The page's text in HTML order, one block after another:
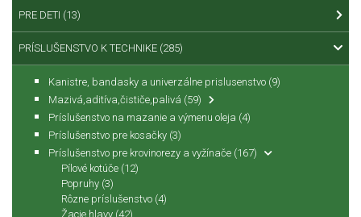
PRE DETI (13)
PRÍSLUŠENSTVO K TECHNIKE (285)
Kanistre, bandasky a univerzálne prislusenstvo (9)
Mazivá,aditíva,čističe,palivá (59)
Príslušenstvo na mazanie a výmenu oleja (4)
Príslušenstvo pre kosačky (3)
Príslušenstvo pre krovinorezy a vyžínače (167)
Pílové kotúče (12)
Popruhy (3)
Rôzne príslušenstvo (4)
Žacie hlavy (42)